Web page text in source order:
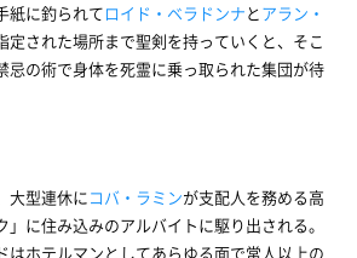
紙に釣られてロイド・ベラドンナとアラン・
定された場所まで聖剣を持っていくと、そこ
忌の術で身体を死霊に乗っ取られた集団が待
大型連休にコバ・ラミンが支配人を務める高
に住み込みのアルバイトに駆り出される。
はホテルマンとしてあらゆる面で常人以上の